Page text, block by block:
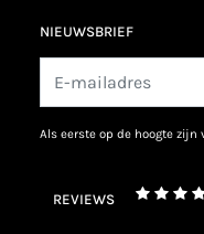
NIEUWSBRIEF
als eerste op de hoogte
REVIEWS